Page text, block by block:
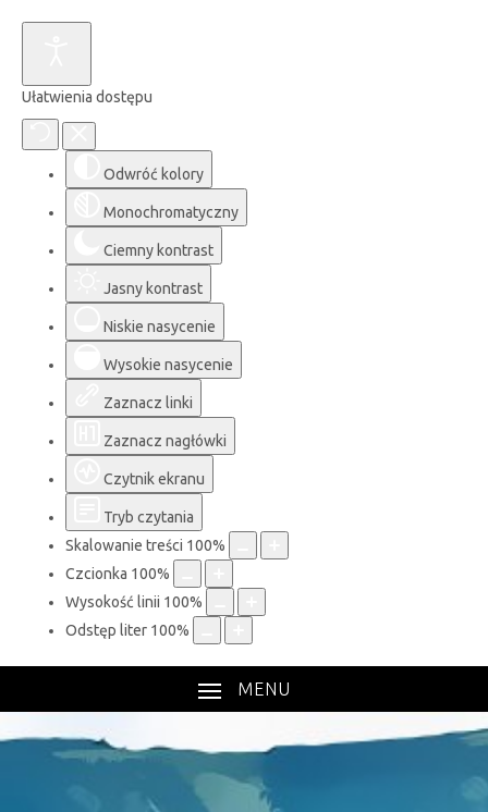
Ułatwienia dostępu
Odwróć kolory
Monochromatyczny
Ciemny kontrast
Jasny kontrast
Niskie nasycenie
Wysokie nasycenie
Zaznacz linki
Zaznacz nagłówki
Czytnik ekranu
Tryb czytania
Skalowanie treści 100%
Czcionka 100%
Wysokość linii 100%
Odstęp liter 100%
MENU